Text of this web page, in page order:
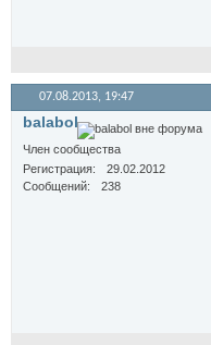
07.08.2013, 19:47
balabol
Член сообщества
Регистрация
29.02.2012
Сообщений
238